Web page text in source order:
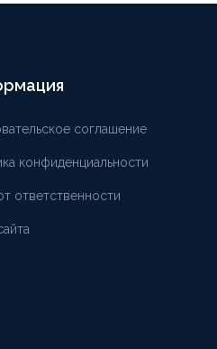
соглашение
конфиденциальности
ответственности